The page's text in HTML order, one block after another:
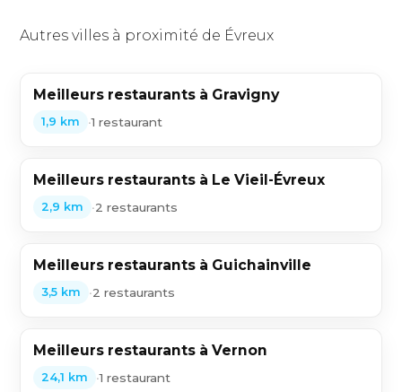
Autres villes à proximité de Évreux
Meilleurs restaurants à Gravigny
1,9 km •1 restaurant
Meilleurs restaurants à Le Vieil-Évreux
2,9 km •2 restaurants
Meilleurs restaurants à Guichainville
3,5 km •2 restaurants
Meilleurs restaurants à Vernon
24,1 km •1 restaurant